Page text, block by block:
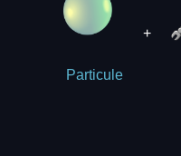
Particule
+